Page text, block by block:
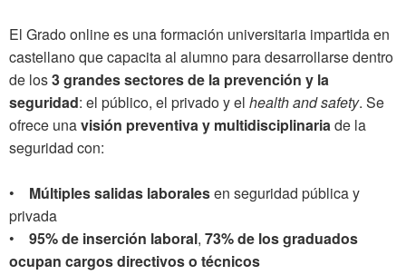
El Grado online es una formación universitaria impartida en
castellano que capacita al alumno para desarrollarse dentro
de los3 grandes sectores de la prevención y la
seguridad: el público, el privado y el health and safety. Se
ofrece unavisión preventiva y multidisciplinariade la
seguridad con:
• Múltiples salidas laboralesen seguridad pública y
privada
• 95% de inserción laboral, 73% de los graduados
ocupan cargos directivos o técnicos